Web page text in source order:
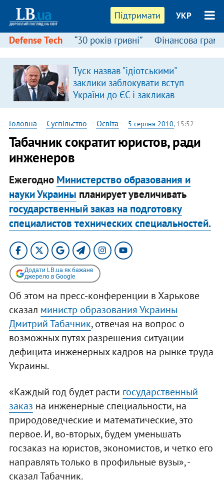
Підтримати УКР
Defense Tech “30 років гривні” Фінансова
Туск назвав "ідіотськими"
заклики заблокувати вступ
України до ЄС і закликав
припинити антиукраїнську
риторику
Головна — Суспільство — Освіта — 5 серпня 2010, 15:52
Табачник сократит юристов, ради
инженеров
Ежегодно Министерство образования и
науки Украины планирует увеличивать
государственный заказ на подготовку
специалистов технических специальностей.
Додати LB.ua як бажане
джерело в Google
Об этом на пресс-конференции в Харькове
сказал министр образования Украины
Дмитрий Табачник, отвечая на вопрос о
возможных путях разрешения ситуации
дефицита инженерных кадров на рынке труда
Украины.
«Каждый год будет расти государственный
заказ на инженерные специальности, на
природоведческие и математические, это
первое. И, во-вторых, будем уменьшать
госзаказ на юристов, экономистов, и четко его
направлять только в профильные вузы», -
сказал Табачник.